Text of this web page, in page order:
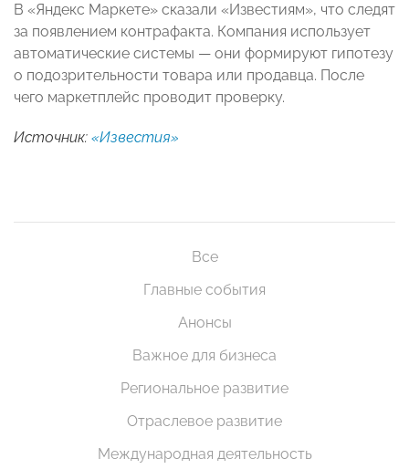
В «Яндекс Маркете» сказали «Известиям», что следят
за появлением контрафакта. Компания использует
автоматические системы — они формируют гипотезу
о подозрительности товара или продавца. После
чего маркетплейс проводит проверку.
Источник: «Известия»
Все
Главные события
Анонсы
Важное для бизнеса
Региональное развитие
Отраслевое развитие
Международная деятельность